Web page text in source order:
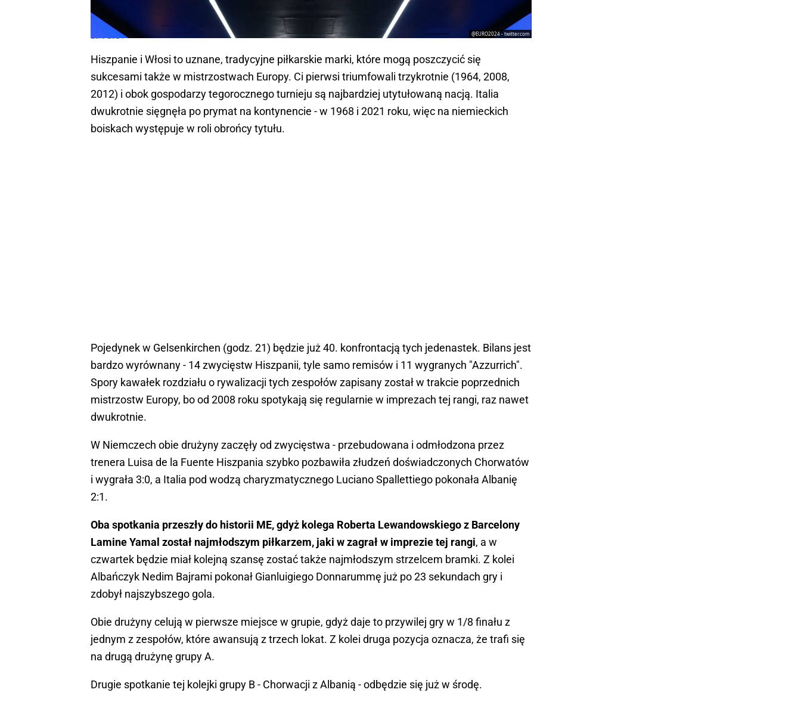
@EURO2024 - twitter.com
Euro 2024
Hiszpanie i Włosi to uznane, tradycyjne piłkarskie marki, które mogą poszczycić się
sukcesami także w mistrzostwach Europy. Ci pierwsi triumfowali trzykrotnie (1964, 2008,
2012) i obok gospodarzy tegorocznego turnieju są najbardziej utytułowaną nacją. Italia
dwukrotnie sięgnęła po prymat na kontynencie - w 1968 i 2021 roku, więc na niemieckich
boiskach występuje w roli obrońcy tytułu.
Pojedynek w Gelsenkirchen (godz. 21) będzie już 40. konfrontacją tych jedenastek. Bilans jest
bardzo wyrównany - 14 zwycięstw Hiszpanii, tyle samo remisów i 11 wygranych "Azzurrich".
Spory kawałek rozdziału o rywalizacji tych zespołów zapisany został w trakcie poprzednich
mistrzostw Europy, bo od 2008 roku spotykają się regularnie w imprezach tej rangi, raz nawet
dwukrotnie.
W Niemczech obie drużyny zaczęły od zwycięstwa - przebudowana i odmłodzona przez
trenera Luisa de la Fuente Hiszpania szybko pozbawiła złudzeń doświadczonych Chorwatów
i wygrała 3:0, a Italia pod wodzą charyzmatycznego Luciano Spallettiego pokonała Albanię
2:1.
Oba spotkania przeszły do historii ME, gdyż kolega Roberta Lewandowskiego z Barcelony
Lamine Yamal został najmłodszym piłkarzem, jaki w zagrał w imprezie tej rangi, a w
czwartek będzie miał kolejną szansę zostać także najmłodszym strzelcem bramki. Z kolei
Albańczyk Nedim Bajrami pokonał Gianluigiego Donnarummę już po 23 sekundach gry i
zdobył najszybszego gola.
Obie drużyny celują w pierwsze miejsce w grupie, gdyż daje to przywilej gry w 1/8 finału z
jednym z zespołów, które awansują z trzech lokat. Z kolei druga pozycja oznacza, że trafi się
na drugą drużynę grupy A.
Drugie spotkanie tej kolejki grupy B - Chorwacji z Albanią - odbędzie się już w środę.